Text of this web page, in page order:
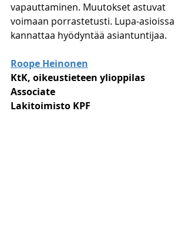
vapauttaminen. Muutokset astuvat
voimaan porrastetusti. Lupa-asioissa
kannattaa hyödyntää asiantuntijaa.
Roope Heinonen
KtK, oikeustieteen ylioppilas
Associate
Lakitoimisto KPF